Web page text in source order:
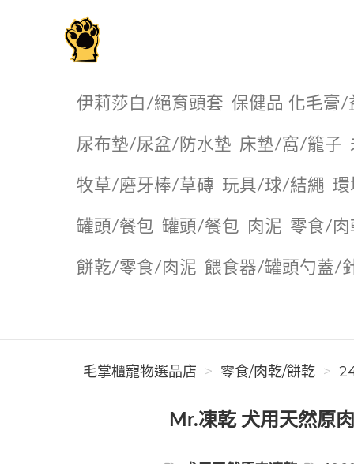
伊莉莎白/絕育頭套 保健品 化毛膏/
尿布墊/尿盆/防水墊 ️床墊/窩/籠子
牧草/磨牙棒/草磚 玩具/球/結繩 環
罐頭/餐包 罐頭/餐包 肉泥 零食/
餅乾/零食/肉泥 餵食器/罐頭勺蓋/
毛掌櫃寵物選品店 零食/肉乾/餅乾
Mr.凍乾 犬用天然原